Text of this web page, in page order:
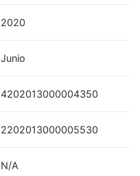
2020
Junio
4202013000004350
2202013000005530
N/A